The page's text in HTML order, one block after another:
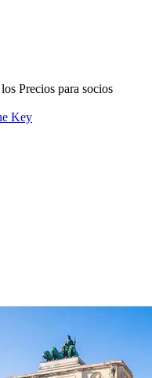
Precios para socios
Key